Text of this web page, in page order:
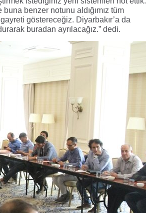
benzer notunu aldığımız tüm
göstereceğiz. Diyarbakır’a da
buradan ayrılacağız.” dedi.